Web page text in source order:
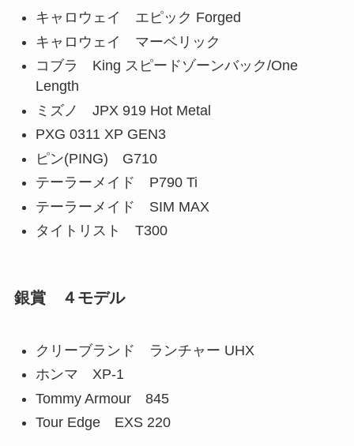
キャロウェイ エピック Forged
キャロウェイ マーベリック
コブラ King スピードゾーンバック/One
Length
ミズノ JPX 919 Hot Metal
PXG 0311 XP GEN3
ピン(PING) G710
テーラーメイド P790 Ti
テーラーメイド SIM MAX
タイトリスト T300
銀賞 ４モデル
クリーブランド ランチャー UHX
ホンマ XP-1
Tommy Armour 845
Tour Edge EXS 220